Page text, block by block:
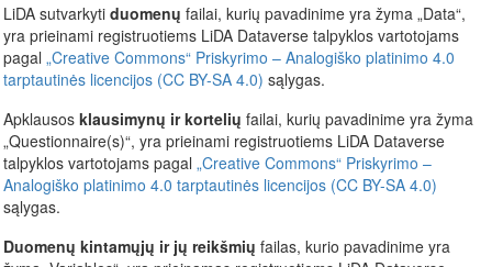
LiDA sutvarkyti duomenų failai, kurių pavadinime yra žyma „Data“,
yra prieinami registruotiems LiDA Dataverse talpyklos vartotojams
pagal „Creative Commons“ Priskyrimo – Analogiško platinimo 4.0
tarptautinės licencijos (CC BY-SA 4.0) sąlygas.
Apklausos klausimynų ir kortelių failai, kurių pavadinime yra žyma
„Questionnaire(s)“, yra prieinami registruotiems LiDA Dataverse
talpyklos vartotojams pagal „Creative Commons“ Priskyrimo –
Analogiško platinimo 4.0 tarptautinės licencijos (CC BY-SA 4.0)
sąlygas.
Duomenų kintamųjų ir jų reikšmių failas, kurio pavadinime yra